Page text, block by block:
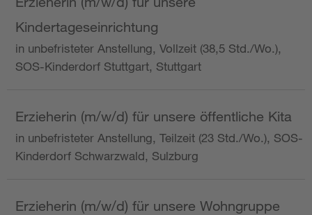
Kindertageseinrichtung
in unbefristeter Anstellung, Vollzeit (38,5 Std./Wo.),
SOS-Kinderdorf Stuttgart, Stuttgart
Erzieherin (m/w/d) für unsere öffentliche Kita
in unbefristeter Anstellung, Teilzeit (23 Std./Wo.), SOS-
Kinderdorf Schwarzwald, Sulzburg
Erzieherin (m/w/d) für unsere Wohngruppe